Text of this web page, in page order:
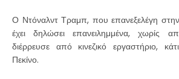
Ο Ντόναλντ Τραμπ, που επανεξελέγη
έχει δηλώσει επανειλημμένα, χωρίς
διέρρευσε από κινεζικό εργαστήριο,
Πεκίνο.